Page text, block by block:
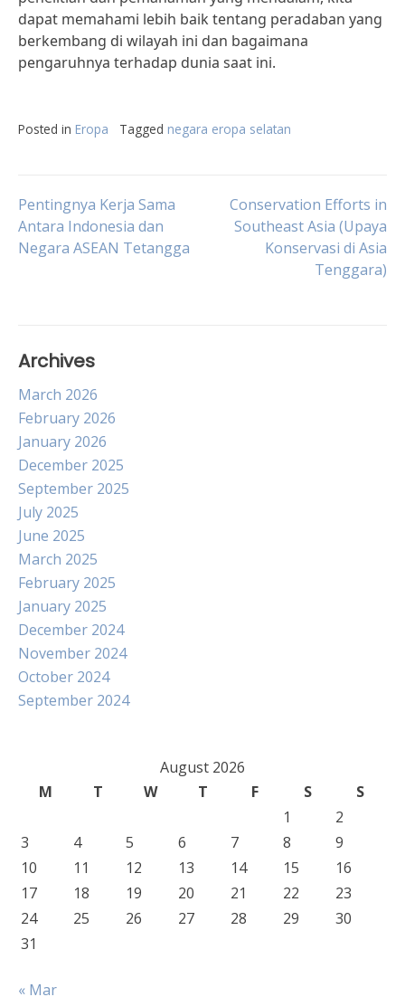
dapat memahami lebih baik tentang peradaban yang
berkembang di wilayah ini dan bagaimana
pengaruhnya terhadap dunia saat ini.
Posted in Eropa Tagged negara eropa selatan
Post
navigation
Pentingnya Kerja Sama
Antara Indonesia dan
Negara ASEAN Tetangga
Conservation Efforts in
Southeast Asia (Upaya
Konservasi di Asia
Tenggara)
Archives
March 2026
February 2026
January 2026
December 2025
September 2025
July 2025
June 2025
March 2025
February 2025
January 2025
December 2024
November 2024
October 2024
September 2024
August 2026
M
T W T F S
S
1
2
3
4 5 6 7 8
9
10
11 12 13 14 15
16
17
18 19 20 21 22
23
24
25 26 27 28 29
30
31
« Mar